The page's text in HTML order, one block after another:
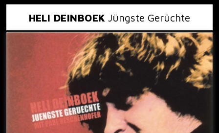
HELI DEINBOEK Jüngste Gerüchte